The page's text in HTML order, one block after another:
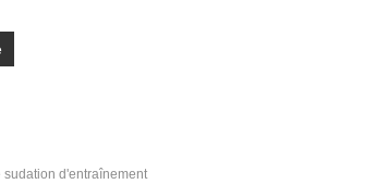
sudation d'entraînement